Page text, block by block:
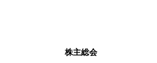
株主総会